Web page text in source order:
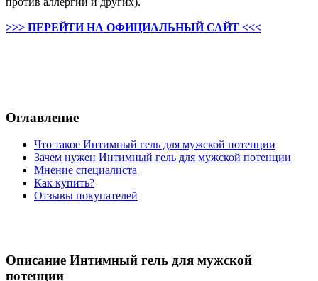
>>> ПЕРЕЙТИ НА ОФИЦИАЛЬНЫЙ САЙТ <<<
Оглавление
Что такое Интимный гель для мужской потенции
Зачем нужен Интимный гель для мужской потенции
Мнение специалиста
Как купить?
Отзывы покупателей
Описание Интимный гель для мужской
потенции